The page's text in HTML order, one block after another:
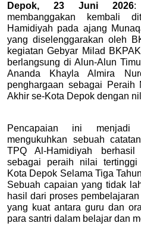
Depok, 23 Juni 2026:
membanggakan kembali
Hamidiyah pada ajang
yang diselenggarakan oleh
kegiatan Gebyar Milad
berlangsung di Alun-Alun
Ananda Khayla Almira
penghargaan sebagai Peraih
Akhir se-Kota Depok dengan
Pencapaian ini menjadi
mengukuhkan sebuah
TPQ Al-Hamidiyah berhasil
sebagai peraih nilai
Kota Depok Selama Tiga
Sebuah capaian yang tidak
hasil dari proses
yang kuat antara guru dan
para santri dalam belajar dan